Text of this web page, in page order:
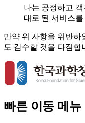
나는 공정하고
대로 된 서비스
만약 위 사항을 위반하
도 감수할 것을 다짐합
빠른 이동 메뉴